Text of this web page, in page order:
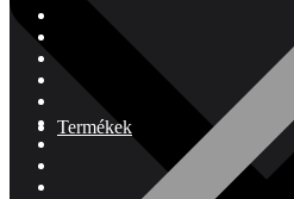
Termékek